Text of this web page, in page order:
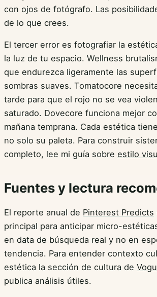
con ojos de fotógrafo. Las
de lo que crees.
El tercer error es fotografiar la
la luz de tu espacio. Wellness
que endurezca ligeramente las
sombras suaves. Tomatocore
tarde para que el rojo no se vea
saturado. Dovecore funciona mejor
mañana temprana. Cada estética
no solo su paleta. Para construir
completo, lee mi guía sobre estilo
Fuentes y lectura
El reporte anual de Pinterest Predicts
principal para anticipar micro-
en data de búsqueda real y no en
tendencia. Para entender contexto
estética la sección de cultura de
publica análisis útiles.